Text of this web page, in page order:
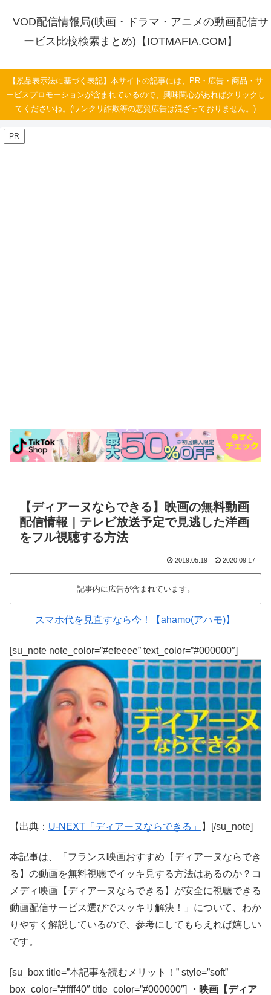
VOD配信情報局(映画・ドラマ・アニメの動画配信サ
ービス比較検索まとめ)【IOTMAFIA.COM】
【景品表示法に基づく表記】本サイトの記事には、PR・広告・商品・サ
ービスプロモーションが含まれているので、興味関心があればクリックし
てくださいね。(ワンクリ詐欺等の悪質広告は混ざっておりません。)
PR
【ディアーヌならできる】映画の無料動画
配信情報｜テレビ放送予定で見逃した洋画
をフル視聴する方法
2019.05.19 2020.09.17
記事内に広告が含まれています。
スマホ代を見直すなら今！【ahamo(アハモ)】
[su_note note_color=”#efeeee” text_color=”#000000″]
【出典： U-NEXT「ディアーヌならできる」 】[/su_note]
本記事は、「フランス映画おすすめ【ディアーヌならでき
る】の動画を無料視聴でイッキ見する方法はあるのか？コ
メディ映画【ディアーヌならできる】が安全に視聴できる
動画配信サービス選びでスッキリ解決！」について、わか
りやすく解説しているので、参考にしてもらえれば嬉しい
です。
[su_box title=”本記事を読むメリット！” style=”soft”
box_color=”#ffff40″ title_color=”#000000″]
・映画【ディア